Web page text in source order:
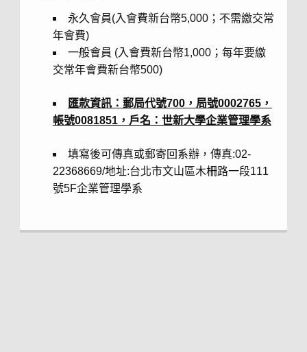
永久會員(入會費新台幣5,000；不需繳交常
年會費)
一般會員 (入會費新台幣1,000；每年要繳
交常年會費新台幣500)
匯款資訊：郵局代號700，局號0002765，
帳號0081851，戶名：世新大學企業管理學系
填寫後可傳真或郵寄回系辦，傳真:02-
22368669/地址:台北市文山區木柵路一段111
號5F企業管理學系